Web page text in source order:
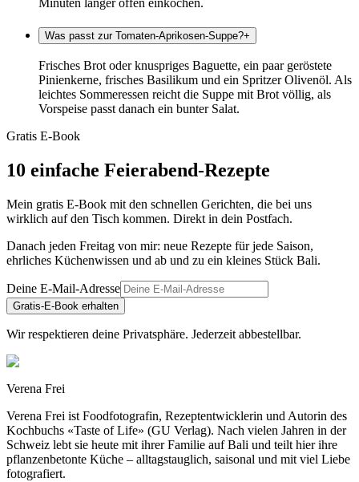
Minuten länger offen einkochen.
Was passt zur Tomaten-Aprikosen-Suppe?+
Frisches Brot oder knuspriges Baguette, ein paar geröstete
Pinienkerne, frisches Basilikum und ein Spritzer Olivenöl. Als
leichtes Sommeressen reicht die Suppe mit Brot völlig, als
Vorspeise passt danach ein bunter Salat.
Gratis E-Book
10 einfache Feierabend-Rezepte
Mein gratis E-Book mit den schnellen Gerichten, die bei uns
wirklich auf den Tisch kommen. Direkt in dein Postfach.
Danach jeden Freitag von mir: neue Rezepte für jede Saison,
ehrliches Küchenwissen und ab und zu ein kleines Stück Bali.
Deine E-Mail-Adresse
Gratis-E-Book erhalten
Wir respektieren deine Privatsphäre. Jederzeit abbestellbar.
Verena Frei
Verena Frei ist Foodfotografin, Rezeptentwicklerin und Autorin des
Kochbuchs «Taste of Life» (GU Verlag). Nach vielen Jahren in der
Schweiz lebt sie heute mit ihrer Familie auf Bali und teilt hier ihre
pflanzenbetonte Küche – alltagstauglich, saisonal und mit viel Liebe
fotografiert.